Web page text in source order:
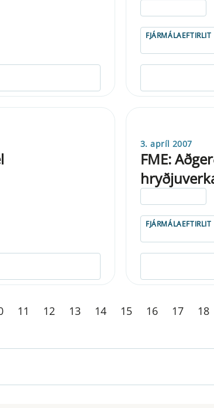
FJÁRMÁLAEFTIRLIT
3. apríl 2007
FME:
FJÁRMÁLAEFTIRLIT
11 12 13 14 15 16 17 18